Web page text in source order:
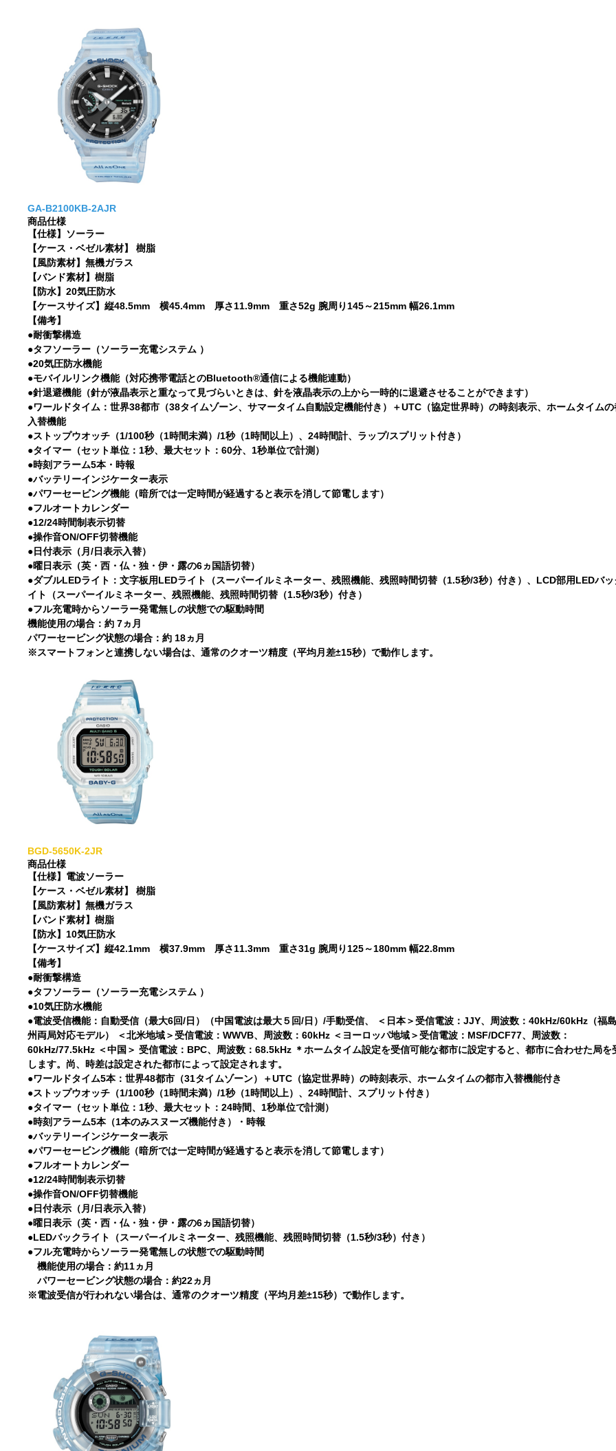
GA-B2100KB-2AJR
商品仕様
【仕様】ソーラー
【ケース・ベゼル素材】 樹脂
【風防素材】無機ガラス
【バンド素材】樹脂
【防水】20気圧防水
【ケースサイズ】縦48.5mm 横45.4mm 厚さ11.9mm 重さ52g 腕周り145～215mm 幅26.1mm
【備考】
●耐衝撃構造
●タフソーラー（ソーラー充電システム ）
●20気圧防水機能
●モバイルリンク機能（対応携帯電話とのBluetooth®通信による機能連動）
●針退避機能（針が液晶表示と重なって見づらいときは、針を液晶表示の上から一時的に退避させることができます）
●ワールドタイム：世界38都市（38タイムゾーン、サマータイム自動設定機能付き）＋UTC（協定世界時）の時刻表示、ホームタイム
入替機能
●ストップウオッチ（1/100秒（1時間未満）/1秒（1時間以上）、24時間計、ラップ/スプリット付き）
●タイマー（セット単位：1秒、最大セット：60分、1秒単位で計測）
●時刻アラーム5本・時報
●バッテリーインジケーター表示
●パワーセービング機能（暗所では一定時間が経過すると表示を消して節電します）
●フルオートカレンダー
●12/24時間制表示切替
●操作音ON/OFF切替機能
●日付表示（月/日表示入替）
●曜日表示（英・西・仏・独・伊・露の6ヵ国語切替）
●ダブルLEDライト：文字板用LEDライト（スーパーイルミネーター、残照機能、残照時間切替（1.5秒/3秒）付き）、LCD部用LEDバ
イト（スーパーイルミネーター、残照機能、残照時間切替（1.5秒/3秒）付き）
●フル充電時からソーラー発電無しの状態での駆動時間
機能使用の場合：約 7ヵ月
パワーセービング状態の場合：約 18ヵ月
※スマートフォンと連携しない場合は、通常のクオーツ精度（平均月差±15秒）で動作します。
BGD-5650K-2JR
商品仕様
【仕様】電波ソーラー
【ケース・ベゼル素材】 樹脂
【風防素材】無機ガラス
【バンド素材】樹脂
【防水】10気圧防水
【ケースサイズ】縦42.1mm 横37.9mm 厚さ11.3mm 重さ31g 腕周り125～180mm 幅22.8mm
【備考】
●耐衝撃構造
●タフソーラー（ソーラー充電システム ）
●10気圧防水機能
●電波受信機能：自動受信（最大6回/日）（中国電波は最大５回/日）/手動受信、 ＜日本＞受信電波：JJY、周波数：40kHz/60kHz（福
州両局対応モデル） ＜北米地域＞受信電波：WWVB、周波数：60kHz ＜ヨーロッパ地域＞受信電波：MSF/DCF77、周波数：
60kHz/77.5kHz ＜中国＞ 受信電波：BPC、周波数：68.5kHz ＊ホームタイム設定を受信可能な都市に設定すると、都市に合わせた局を
します。尚、時差は設定された都市によって設定されます。
●ワールドタイム5本：世界48都市（31タイムゾーン）＋UTC（協定世界時）の時刻表示、ホームタイムの都市入替機能付き
●ストップウオッチ（1/100秒（1時間未満）/1秒（1時間以上）、24時間計、スプリット付き）
●タイマー（セット単位：1秒、最大セット：24時間、1秒単位で計測）
●時刻アラーム5本（1本のみスヌーズ機能付き）・時報
●バッテリーインジケーター表示
●パワーセービング機能（暗所では一定時間が経過すると表示を消して節電します）
●フルオートカレンダー
●12/24時間制表示切替
●操作音ON/OFF切替機能
●日付表示（月/日表示入替）
●曜日表示（英・西・仏・独・伊・露の6ヵ国語切替）
●LEDバックライト（スーパーイルミネーター、残照機能、残照時間切替（1.5秒/3秒）付き）
●フル充電時からソーラー発電無しの状態での駆動時間
機能使用の場合：約11ヵ月
パワーセービング状態の場合：約22ヵ月
※電波受信が行われない場合は、通常のクオーツ精度（平均月差±15秒）で動作します。